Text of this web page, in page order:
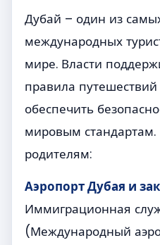
Дубай – один из
международных
мире. Власти
правила
обеспечить
мировым стандартам.
родителям:
Аэропорт Дубая и
Иммиграционная
(Международный